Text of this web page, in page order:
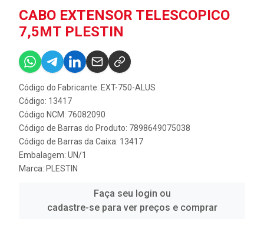
CABO EXTENSOR TELESCOPICO
7,5MT PLESTIN
Código do Fabricante: EXT-750-ALUS
Código: 13417
Código NCM: 76082090
Código de Barras do Produto: 7898649075038
Código de Barras da Caixa: 13417
Embalagem: UN/1
Marca: PLESTIN
Faça seu login ou
cadastre-se para ver preços e comprar